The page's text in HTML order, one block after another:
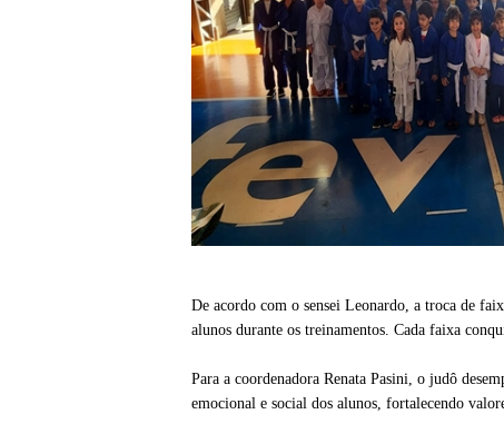
De acordo com o sensei Leonardo, a troca de
alunos durante os treinamentos. Cada faixa
Para a coordenadora Renata Pasini, o judô
emocional e social dos alunos, fortalecendo